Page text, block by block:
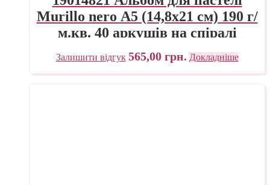
Murillo nero А5 (14,8х21 см) 190 г/
м.кв. 40 аркушів на спіралі
Fabriano Італія
Залишити відгук 565,00 грн. Докладніше